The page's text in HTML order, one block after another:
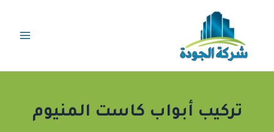
تركيب أبواب كاست المنيوم